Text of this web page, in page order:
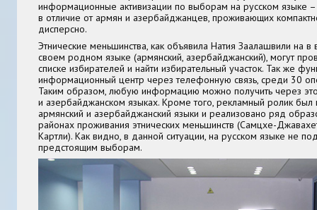
информационные активизации по выборам на русском языке –
в отличие от армян и азербайджанцев, проживающих
дисперсно.
Этнические меньшинства, как объявила Натия Заалашвили на
своем родном языке (армянский, азербайджанский), могут
списке избирателей и найти избирательный участок. Так же
информационный центр через телефонную связь, среди 30
Таким образом, любую информацию можно получить через
и азербайджанском языках. Кроме того, рекламный ролик
армянский и азербайджанский языки и реализовано ряд
районах проживания этнических меньшинств (Самцхе-
Картли). Как видно, в данной ситуации, на русском языке не
предстоящим выборам.